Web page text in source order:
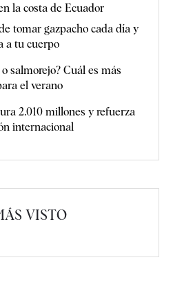
la costa de Ecuador
tomar gazpacho cada día y
a tu cuerpo
salmorejo? Cuál es más
el verano
2.010 millones y refuerza
internacional
VISTO